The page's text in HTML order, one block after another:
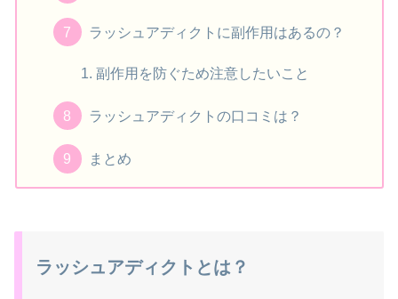
ラッシュアディクトに副作用はあるの？
副作用を防ぐため注意したいこと
ラッシュアディクトの口コミは？
まとめ
ラッシュアディクトとは？